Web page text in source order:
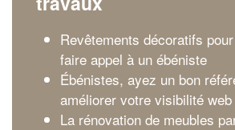
Revêtements décoratifs
faire appel à un ébéniste
Ébénistes, ayez un bon
améliorer votre visibilité web
La rénovation de meubles